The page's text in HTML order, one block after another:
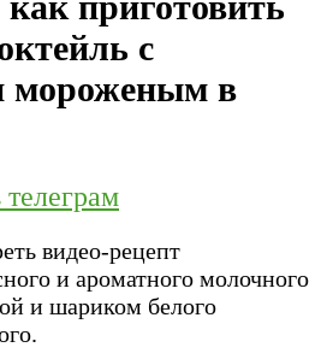
с
мороженым в
видео-рецепт
и ароматного молочного
и шариком белого